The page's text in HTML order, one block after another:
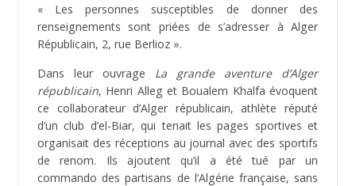
« Les personnes susceptibles de donner des
renseignements sont priées de s’adresser à Alger
Républicain, 2, rue Berlioz ».
Dans leur ouvrage La grande aventure d’Alger
républicain, Henri Alleg et Boualem Khalfa évoquent
ce collaborateur d’Alger républicain, athlète réputé
d’un club d’el-Biar, qui tenait les pages sportives et
organisait des réceptions au journal avec des sportifs
de renom. Ils ajoutent qu’il a été tué par un
commando des partisans de l’Algérie française, sans